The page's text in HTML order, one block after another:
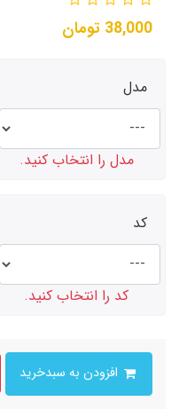
38,000 تومان
مدل
مدل را انتخاب کنید.
کد
کد را انتخاب کنید.